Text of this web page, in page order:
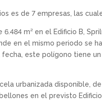
es de 7 empresas, las
m² en el Edificio B,
en el mismo periodo se
este polígono tiene un
urbanizada disponible, de
en el previsto Edificio